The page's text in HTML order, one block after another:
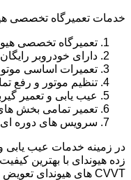
خدمات تعمیرگاه تخصصی
تعمیرگاه تخصصی
دارای خودروبر
تعمیرات اساسی
تنظیم موتور و رفع
عیب یابی و تعمیر
تعمیر تمامی بخش
سرویس های دوره ای
در زمینه خدمات عیب یابی
زده هیوندای با بهترین
CVVT های هیوندای تعویض اویل پمپ تعمیرگاه تخصصی هیوندای